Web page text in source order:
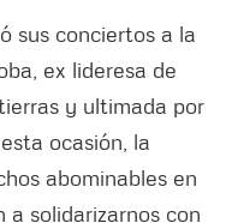
sus conciertos a la
ex lideresa de
y ultimada por
ocasión, la
abominables en
a solidarizarnos con